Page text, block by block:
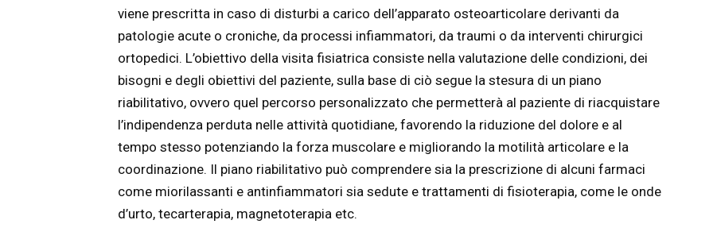
viene prescritta in caso di disturbi a carico dell’apparato osteoarticolare derivanti da
patologie acute o croniche, da processi infiammatori, da traumi o da interventi chirurgici
ortopedici. L’obiettivo della visita fisiatrica consiste nella valutazione delle condizioni, dei
bisogni e degli obiettivi del paziente, sulla base di ciò segue la stesura di un piano
riabilitativo, ovvero quel percorso personalizzato che permetterà al paziente di riacquistare
l’indipendenza perduta nelle attività quotidiane, favorendo la riduzione del dolore e al
tempo stesso potenziando la forza muscolare e migliorando la motilità articolare e la
coordinazione. Il piano riabilitativo può comprendere sia la prescrizione di alcuni farmaci
come miorilassanti e antinfiammatori sia sedute e trattamenti di fisioterapia, come le onde
d’urto, tecarterapia, magnetoterapia etc.